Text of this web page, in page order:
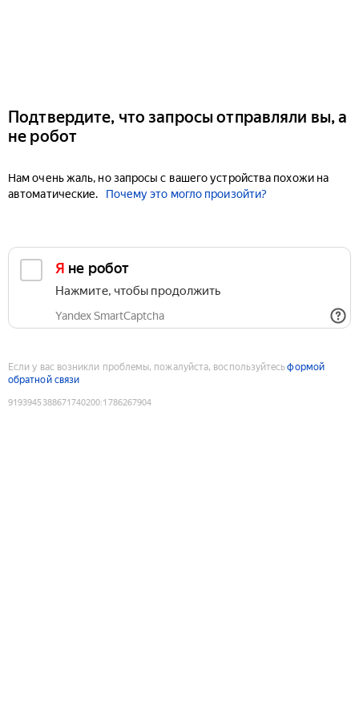
Подтвердите, что запросы отправляли вы, а
не робот
Нам очень жаль, но запросы с вашего устройства похожи на
автоматические.
Почему это могло произойти?
Я не робот
Нажмите, чтобы продолжить
Yandex SmartCaptcha
Если у вас возникли проблемы, пожалуйста, воспользуйтесьформой
обратной связи
9193945388671740200:1786267904